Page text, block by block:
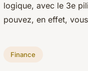
logique, avec le 3e
pouvez, en effet,
Finance